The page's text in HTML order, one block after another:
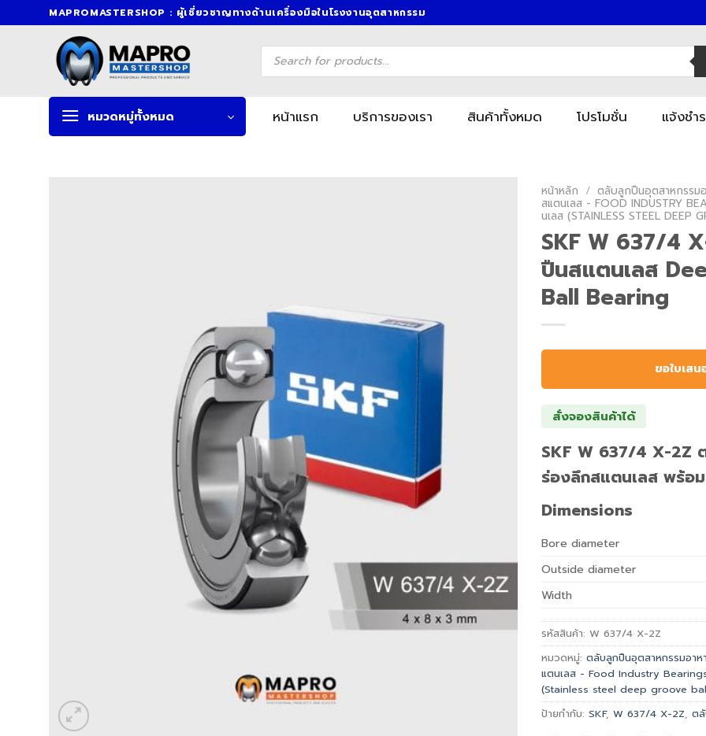
to
MAPROMASTERSHOP : ผู้เชี่ยวชาญทางด้านเครื่องมือในโรงงานอุตสาหกรรม
Products
search
หมวดหมู่ทั้งหมด หน้าแรก บริการของเรา สินค้าทั้งหมด โปรโมชั่น แจ้งชำ
หน้าหลัก / ตลับลูกปืนอุตสาหกรรม
สแตนเลส - FOOD INDUSTRY
นเลส (STAINLESS STEEL DEEP
SKF W 637/4
ปืนสแตนเลส
Ball Bearing
ขอใบเสน
สั่งจองสินค้าได้
SKF W 637/4 X-2Z
ร่องลึกสแตนเลส พร้อ
Dimensions
Bore diameter
Outside diameter
Width
รหัสสินค้า: W 637/4 X-2Z
หมวดหมู่: ตลับลูกปืนอุตสาหกรรมอา
แตนเลส - Food Industry
(Stainless steel deep groove
ป้ายกำกับ: SKF, W 637/4 X-2Z ต